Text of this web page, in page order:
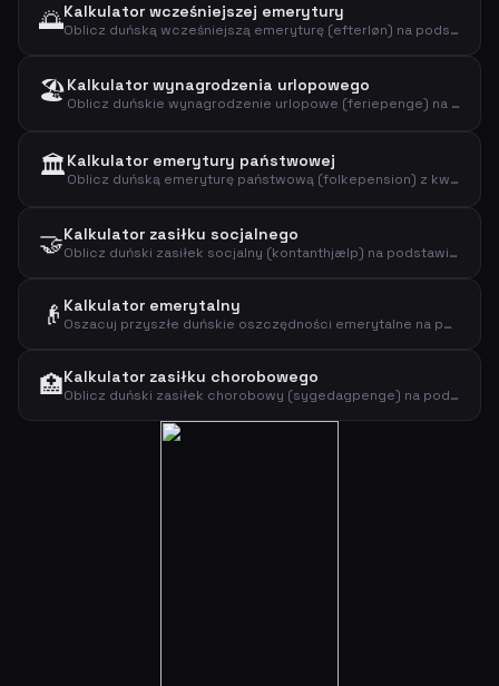
🌅Kalkulator wcześniejszej emerytury
Oblicz duńską wcześniejszą emeryturę (efterløn) na podstawie stawki, godzin i dochodu z pracy. Sprawdź stawki na 2026 rok.
🏖️Kalkulator wynagrodzenia urlopowego
Oblicz duńskie wynagrodzenie urlopowe (feriepenge) na podstawie rocznego dochodu i procentu wynagrodzenia urlopowego.
🏛️Kalkulator emerytury państwowej
Oblicz duńską emeryturę państwową (folkepension) z kwotą bazową i dodatkiem emerytalnym. Sprawdź oczekiwaną wypłatę na 2026.
🤝Kalkulator zasiłku socjalnego
Oblicz duński zasiłek socjalny (kontanthjælp) na podstawie wieku, osób na utrzymaniu i stanu cywilnego. Sprawdź stawki na 2026.
👴 Kalkulator emerytalny
Oszacuj przyszłe duńskie oszczędności emerytalne na podstawie składek, obecnych oszczędności i oczekiwanego zwrotu. Sprawdź szacunek po podatku PAL.
🏥Kalkulator zasiłku chorobowego
Oblicz duński zasiłek chorobowy (sygedagpenge) na podstawie tygodniowego wynagrodzenia i godzin pracy. Sprawdź maksymalną stawkę na 2026 rok.